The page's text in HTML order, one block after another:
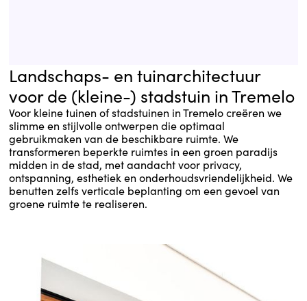
Landschaps- en tuinarchitectuur
voor de (kleine-) stadstuin in Tremelo
Voor kleine tuinen of stadstuinen in Tremelo creëren we
slimme en stijlvolle ontwerpen die optimaal
gebruikmaken van de beschikbare ruimte. We
transformeren beperkte ruimtes in een groen paradijs
midden in de stad, met aandacht voor privacy,
ontspanning, esthetiek en onderhoudsvriendelijkheid. We
benutten zelfs verticale beplanting om een gevoel van
groene ruimte te realiseren.